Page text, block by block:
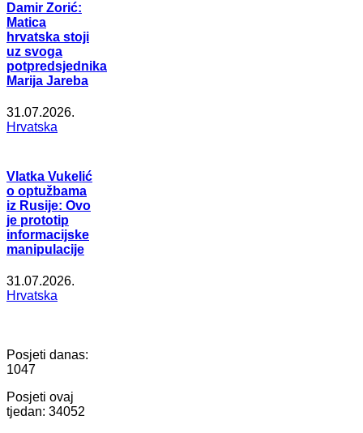
Damir Zorić:
Matica
hrvatska stoji
uz svoga
potpredsjednika
Marija Jareba
31.07.2026.
Hrvatska
Vlatka Vukelić
o optužbama
iz Rusije: Ovo
je prototip
informacijske
manipulacije
31.07.2026.
Hrvatska
Posjeti danas:
1047
Posjeti ovaj
tjedan: 34052